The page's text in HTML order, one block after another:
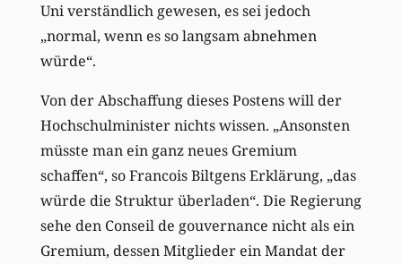
Uni verständlich gewesen, es sei jedoch
„normal, wenn es so langsam abnehmen
würde“.
Von der Abschaffung dieses Postens will der
Hochschulminister nichts wissen. „Ansonsten
müsste man ein ganz neues Gremium
schaffen“, so Francois Biltgens Erklärung, „das
würde die Struktur überladen“. Die Regierung
sehe den Conseil de gouvernance nicht als ein
Gremium, dessen Mitglieder ein Mandat der